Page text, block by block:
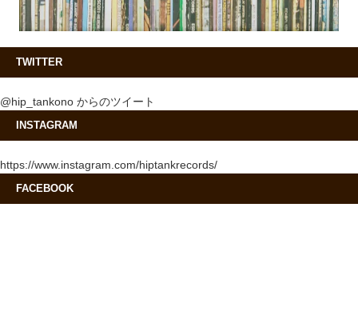
TWITTER
@hip_tankono からのツイート
INSTAGRAM
https://www.instagram.com/hiptankrecords/
FACEBOOK